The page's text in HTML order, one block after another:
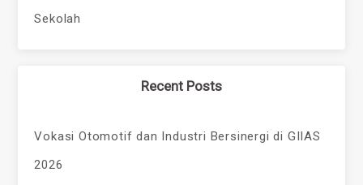
Sekolah
Recent Posts
Vokasi Otomotif dan Industri Bersinergi di GIIAS
2026